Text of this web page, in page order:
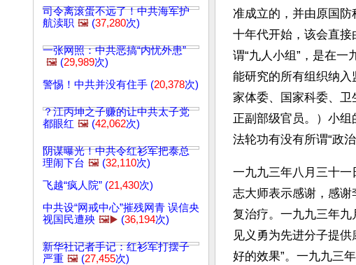
司令离滚蛋不远了！中共海军护
航渎职 🖼️ (37,280次)
一张网照：中共恶搞“内忧外患”
🖼️ (29,989次)
警惕！中共并没有住手 (20,378次)
？江丙坤之子赚的让中共太子党
都眼红 🖼️ (42,062次)
阴谋曝光！中共令红衫军把泰总
理闹下台 🖼️ (32,110次)
飞越“疯人院” (21,430次)
中共设“网戒中心”摧残网青 误信央
视国民遭殃 🖼️▶️ (36,194次)
新华社记者手记：红衫军打摆子
严重 🖼️ (27,455次)
准成立的，并由原国
十年代开始，该会直接
谓“九人小组”，是在
能研究的所有组织纳
家体委、国家科委、
正副部级官员。）小组
法轮功有没有所谓“政
一九九三年八月三十
志大师表示感谢，感
复治疗。一九九三年
见义勇为先进分子提
好的效果”。一九九三